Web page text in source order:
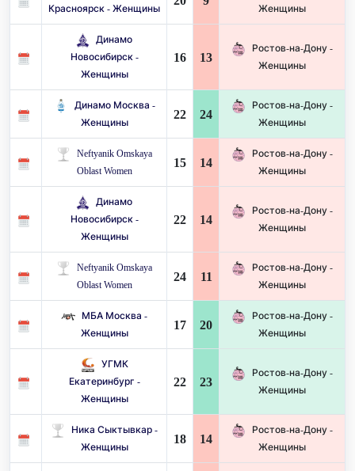
Красноярск - Женщины Женщины
Динамо
Новосибирск -
Женщины
16 13
Ростов-на-Дону -
Женщины
Динамо Москва -
Женщины
22 24
Ростов-на-Дону -
Женщины
Neftyanik Omskaya
Oblast Women
15 14
Ростов-на-Дону -
Женщины
Динамо
Новосибирск -
Женщины
22 14
Ростов-на-Дону -
Женщины
Neftyanik Omskaya
Oblast Women
24 11
Ростов-на-Дону -
Женщины
МБА Москва -
Женщины
17 20
Ростов-на-Дону -
Женщины
УГМК
Екатеринбург -
Женщины
22 23
Ростов-на-Дону -
Женщины
Ника Сыктывкар -
Женщины
18 14
Ростов-на-Дону -
Женщины